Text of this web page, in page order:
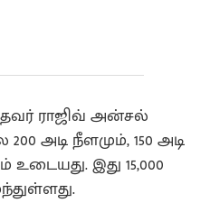
ராஜிவ் அன்சல்
அடி நீளமும், 150 அடி
இது 15,000